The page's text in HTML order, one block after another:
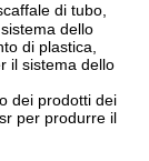
di tubo,
dello
di plastica,
il sistema dello
dei prodotti dei
per produrre il